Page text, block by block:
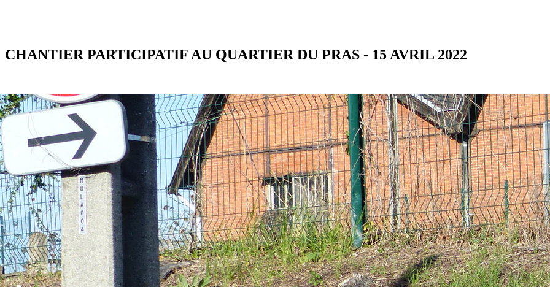
CHANTIER PARTICIPATIF AU QUARTIER DU PRAS - 15 AVRIL 2022